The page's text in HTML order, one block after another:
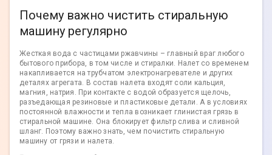
Почему важно чистить стиральную
машину регулярно
Жесткая вода с частицами ржавчины – главный враг любого
бытового прибора, в том числе и стиралки. Налет со временем
накапливается на трубчатом электронагревателе и других
деталях агрегата. В состав налета входят соли кальция,
магния, натрия. При контакте с водой образуется щелочь,
разъедающая резиновые и пластиковые детали. А в условиях
постоянной влажности и тепла возникает глинистая грязь в
стиральной машине. Она блокирует фильтр слива и сливной
шланг. Поэтому важно знать, чем почистить стиральную
машину от грязи и налета.